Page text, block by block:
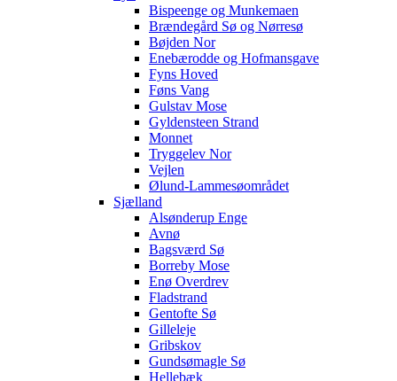
Bispeenge og Munkemaen
Brændegård Sø og Nørresø
Bøjden Nor
Enebærodde og Hofmansgave
Fyns Hoved
Føns Vang
Gulstav Mose
Gyldensteen Strand
Monnet
Tryggelev Nor
Vejlen
Ølund-Lammesøområdet
Sjælland
Alsønderup Enge
Avnø
Bagsværd Sø
Borreby Mose
Enø Overdrev
Fladstrand
Gentofte Sø
Gilleleje
Gribskov
Gundsømagle Sø
Hellebæk